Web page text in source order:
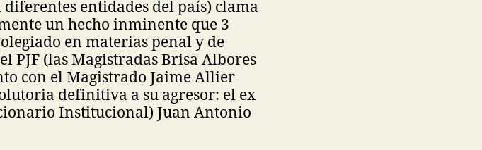
entidades del país) clama
un hecho inminente que 3
en materias penal y de
PJF (las Magistradas Brisa Albores
con el Magistrado Jaime Allier
definitiva a su agresor: el ex
Institucional) Juan Antonio